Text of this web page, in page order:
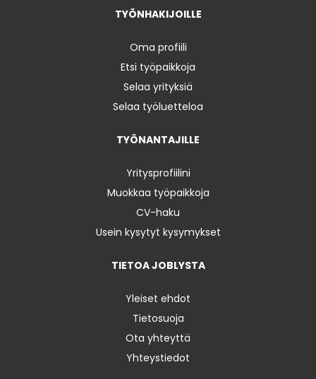
TYÖNHAKIJOILLE
Oma profiili
Etsi työpaikkoja
Selaa yrityksiä
Selaa työluetteloa
TYÖNANTAJILLE
Yritysprofiilini
Muokkaa työpaikkoja
CV-haku
Usein kysytyt kysymykset
TIETOA JOBLYSTA
Yleiset ehdot
Tietosuoja
Ota yhteyttä
Yhteystiedot